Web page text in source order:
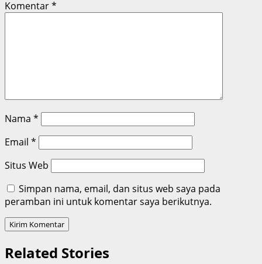
Komentar*
Nama *
Email *
Situs Web
Simpan nama, email, dan situs web saya pada
peramban ini untuk komentar saya berikutnya.
Related Stories